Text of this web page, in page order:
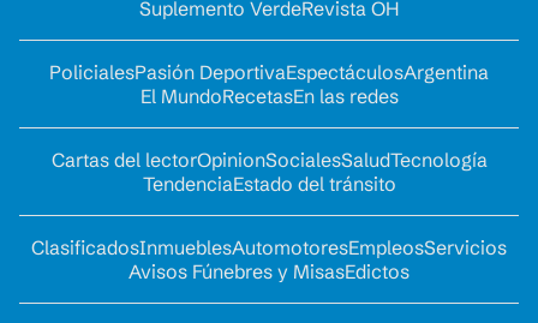
Suplemento VerdeRevista OH
PolicialesPasión DeportivaEspectáculosArgentina
El MundoRecetasEn las redes
Cartas del lectorOpinionSocialesSaludTecnología
TendenciaEstado del tránsito
ClasificadosInmueblesAutomotoresEmpleosServicios
Avisos Fúnebres y MisasEdictos